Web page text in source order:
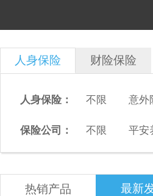
人身保险 财险保险
人身保险： 不限 意外
保险公司： 不限 平安
热销产品 最新